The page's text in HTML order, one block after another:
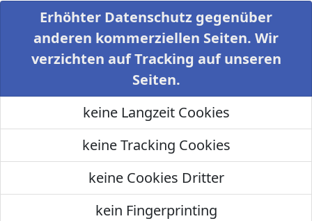
Erhöhter Datenschutz gegenüber
anderen kommerziellen Seiten. Wir
verzichten auf Tracking auf unseren
Seiten.
keine Langzeit Cookies
keine Tracking Cookies
keine Cookies Dritter
kein Fingerprinting